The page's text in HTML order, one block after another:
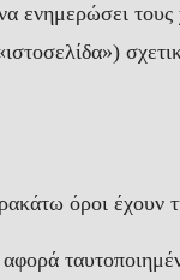
τους
όροι έχουν